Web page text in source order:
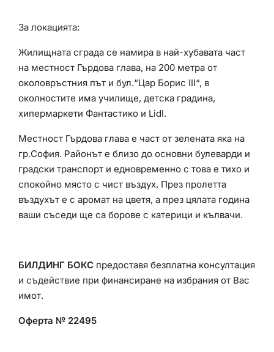
За локацията:
Жилищната сграда се намира в най-хубавата част
на местност Гърдова глава, на 200 метра от
околовръстния път и бул.“Цар Борис ІІІ“, в
околностите има училище, детска градина,
хипермаркети Фантастико и Lidl.
Местност Гърдова глава е част от зелената яка на
гр.София. Районът е близо до основни булеварди и
градски транспорт и едновременно с това е тихо и
спокойно място с чист въздух. През пролетта
въздухът е с аромат на цветя, а през цялата година
ваши съседи ще са борове с катерици и кълвачи.
БИЛДИНГ БОКС предоставя безплатна консултация
и съдействие при финансиране на избрания от Вас
имот.
Оферта № 22495